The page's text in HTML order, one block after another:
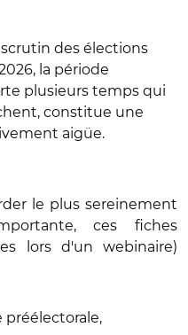
des élections
la période
plusieurs temps qui
constitue une
aigüe.
le plus sereinement
ces fiches
lors d'un webinaire)
préélectorale,